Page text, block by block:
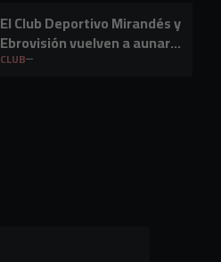
El Club Deportivo Mirandés y
Ebrovisión vuelven a aunar
fútbol y música en Miranda
CLUB